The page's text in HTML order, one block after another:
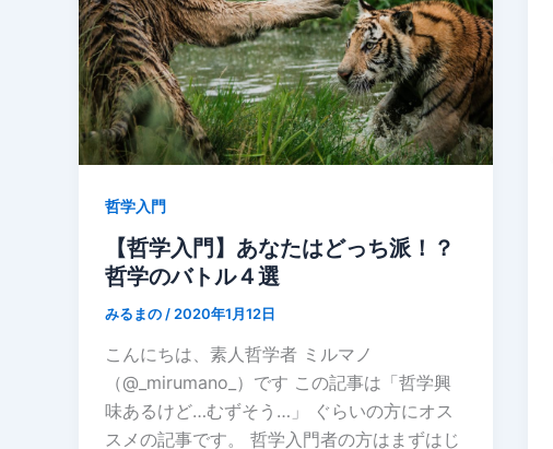
哲学入門
【哲学入門】あなたはどっち派！？
哲学のバトル４選
みるまの / 2020年1月12日
こんにちは、素人哲学者 ミルマノ
（@_mirumano_）です この記事は「哲学興
味あるけど…むずそう…」 ぐらいの方にオス
スメの記事です。 哲学入門者の方はまずはじ